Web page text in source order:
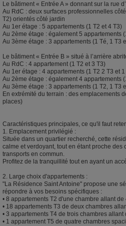
Le bâtiment « Entrée A » donnant sur la rue
Au RdC : deux surfaces professionnelles
T2) orientés côté jardin
Au 1er étage : 5 appartements (1 T2 et 4 T3)
Au 2ème étage : également 5 appartements
Au 3ème étage : 3 appartements (1 Té, 1 T3
Le bâtiment « Entrée B » situé à l’arrière
Au RdC : 4 appartement (1 T2 et 3 T3)
Au 1er étage : 4 appartements (1 T2 2 T3 et 1
Au 2ème étage : également 4 appartements
Au 3ème étage : 3 appartements (1 T2, 1 T3
En extrémité du terrain : des emplacements
places)
Caractéristiques principales, ce qu'il faut
1. Emplacement privilégié :
Située dans un quartier recherché, cette
calme et verdoyant, tout en étant proche des
transports en commun.
Profitez de la tranquillité tout en ayant un
2. Large choix d'appartements :
"La Résidence Saint Antoine" propose une
répondre à vos besoins spécifiques :
• 8 appartements T2 d'une chambre allant
• 18 appartements T3 de deux chambres
• 3 appartements T4 de trois chambres
• 1 appartement T5 de quatre chambres